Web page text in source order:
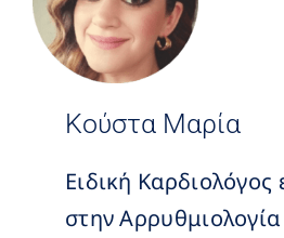
Προφίλ
Τομείς
Εξωτερικά Ιατρεία
Κούστα Μαρία
Ειδική Καρδιολόγος
στην Αρρυθμιολογία